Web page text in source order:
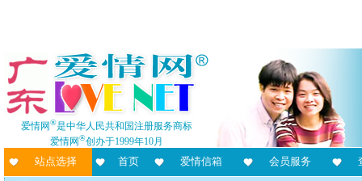
爱情网®是中华人民共和国注册服务商标
爱情网®创办于1999年10月
站点选择 首页 爱情信箱 会员服务